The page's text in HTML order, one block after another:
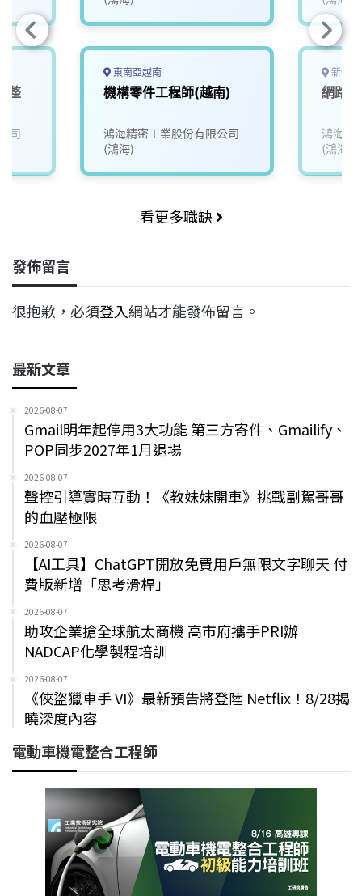
整
司
東南亞越南
機構零件工程師(越南)
鴻海精密工業股份有限公司
(鴻海)
新竹
網路
鴻海精
(鴻海)
看更多職缺
發佈留言
很抱歉，必須登入網站才能發佈留言。
最新文章
2026-08-07
Gmail明年起停用3大功能 第三方寄件、Gmailify、
POP同步2027年1月退場
2026-08-07
聲控引導實時互動！《教妹妹開車》挑戰副駕哥哥
的血壓極限
2026-08-07
【AI工具】ChatGPT開放免費用戶無限文字聊天 付
費版新增「思考滑桿」
2026-08-07
助攻企業搶全球航太商機 高市府攜手PRI辦
NADCAP化學製程培訓
2026-08-07
《俠盜獵車手 VI》最新預告將登陸 Netflix！8/28揭
曉深度內容
電動車機電整合工程師